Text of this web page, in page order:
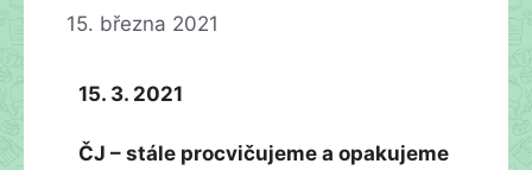
15. března 2021
15. 3. 2021
ČJ – stále procvičujeme a opakujeme